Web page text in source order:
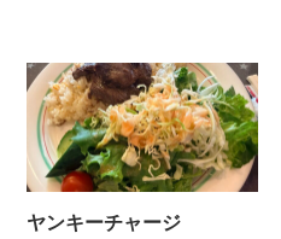
た・・・） 今日は、鍵の調子
が悪いドアの確認に業者さん
に来てもらいました。 鍵がな
かなか抜けなくて […]
ヤンキーチャージ